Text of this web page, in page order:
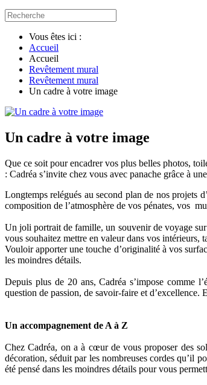
Vous êtes ici :
Accueil
Accueil
Revêtement mural
Revêtement mural
Un cadre à votre image
Un cadre à votre image
Que ce soit pour encadrer vos plus belles photos,
: Cadréa s’invite chez vous avec panache grâce à
Longtemps relégués au second plan de nos projets
composition de l’atmosphère de vos pénates, vos
Un joli portrait de famille, un souvenir de voyage
vous souhaitez mettre en valeur dans vos intérieurs,
Vouloir apporter une touche d’originalité à vos
les moindres détails.
Depuis plus de 20 ans, Cadréa s’impose comme
question de passion, de savoir-faire et d’excellence.
Un accompagnement de A à Z
Chez Cadréa, on a à cœur de vous proposer des
décoration, séduit par les nombreuses cordes qu’il
été pensé dans les moindres détails pour vous